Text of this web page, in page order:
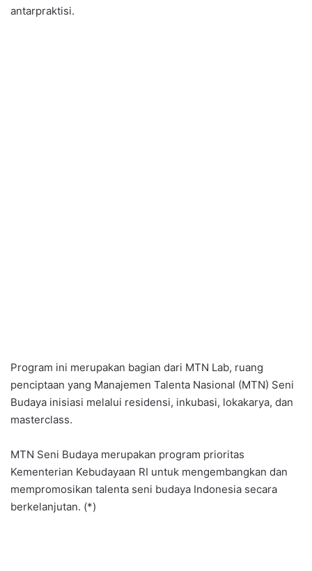
antarpraktisi.
Program ini merupakan bagian dari MTN Lab, ruang
penciptaan yang Manajemen Talenta Nasional (MTN) Seni
Budaya inisiasi melalui residensi, inkubasi, lokakarya, dan
masterclass.
MTN Seni Budaya merupakan program prioritas
Kementerian Kebudayaan RI untuk mengembangkan dan
mempromosikan talenta seni budaya Indonesia secara
berkelanjutan. (*)